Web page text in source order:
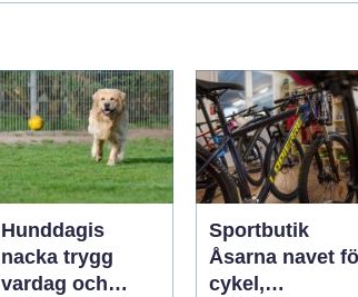
Hunddagis
nacka trygg
vardag och
Sportbutik
Åsarna navet för
cykel,